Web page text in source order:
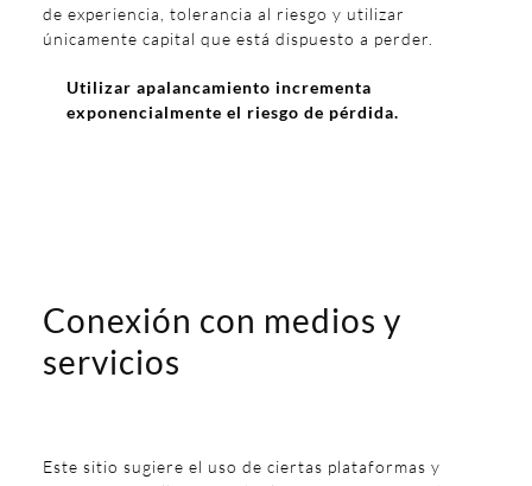
de experiencia, tolerancia al riesgo y utilizar
únicamente capital que está dispuesto a perder.
Utilizar apalancamiento incrementa
exponencialmente el riesgo de pérdida.
Conexión con medios y
servicios
Este sitio sugiere el uso de ciertas plataformas y